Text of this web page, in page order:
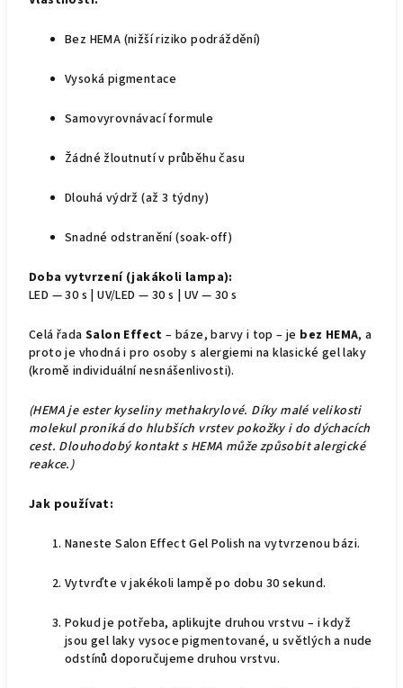
Bez HEMA (nižší riziko podráždění)
Vysoká pigmentace
Samovyrovnávací formule
Žádné žloutnutí v průběhu času
Dlouhá výdrž (až 3 týdny)
Snadné odstranění (soak-off)
Doba vytvrzení (jakákoli lampa):
LED — 30 s | UV/LED — 30 s | UV — 30 s
Celá řada Salon Effect – báze, barvy i top – je bez HEMA, a
proto je vhodná i pro osoby s alergiemi na klasické gel laky
(kromě individuální nesnášenlivosti).
(HEMA je ester kyseliny methakrylové. Díky malé velikosti
molekul proniká do hlubších vrstev pokožky i do dýchacích
cest. Dlouhodobý kontakt s HEMA může způsobit alergické
reakce.)
Jak používat:
Naneste Salon Effect Gel Polish na vytvrzenou bázi.
Vytvrďte v jakékoli lampě po dobu 30 sekund.
Pokud je potřeba, aplikujte druhou vrstvu – i když
jsou gel laky vysoce pigmentované, u světlých a nude
odstínů doporučujeme druhou vrstvu.